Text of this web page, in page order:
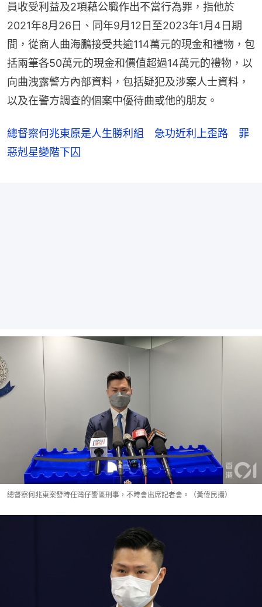
員收受利益及2項藉公職作出不當行為罪，指他於
2021年8月26日、同年9月12日至2023年1月4日期
間，從商人曲海鵬接受共逾114萬元的現金和禮物，包
括兩筆各50萬元的現金和價值超過14萬元的禮物，以
向曲洩露警方內部資料，包括疑犯及涉案人士資料，
以及在警方調查的個案中優待曲或他的朋友。
總督察何兆東原是人生勝利組 急功近利上歪路 罪
惡剋星變階下囚
總督察何兆東案發時任灣仔警區刑事，不時會出席記者會。（黃偉民攝）